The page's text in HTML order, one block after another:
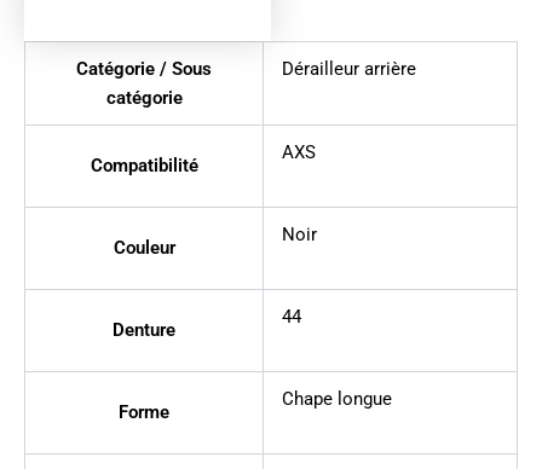
Catégorie / Sous
catégorie
Dérailleur arrière
Compatibilité
AXS
Couleur
Noir
Denture
44
Forme
Chape longue